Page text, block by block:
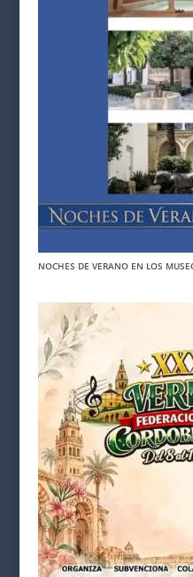
NOCHES DE VERANO EN LOS